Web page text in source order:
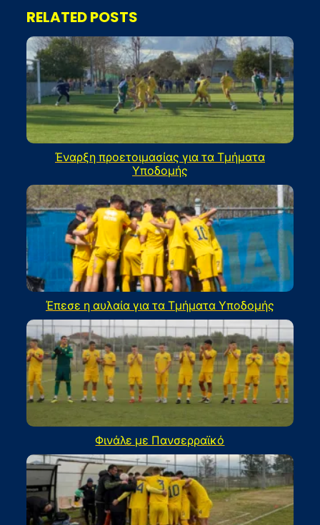
RELATED POSTS
Έναρξη προετοιμασίας για τα Τμήματα
Υποδομής
Έπεσε η αυλαία για τα Τμήματα Υποδομής
Φινάλε με Πανσερραϊκό